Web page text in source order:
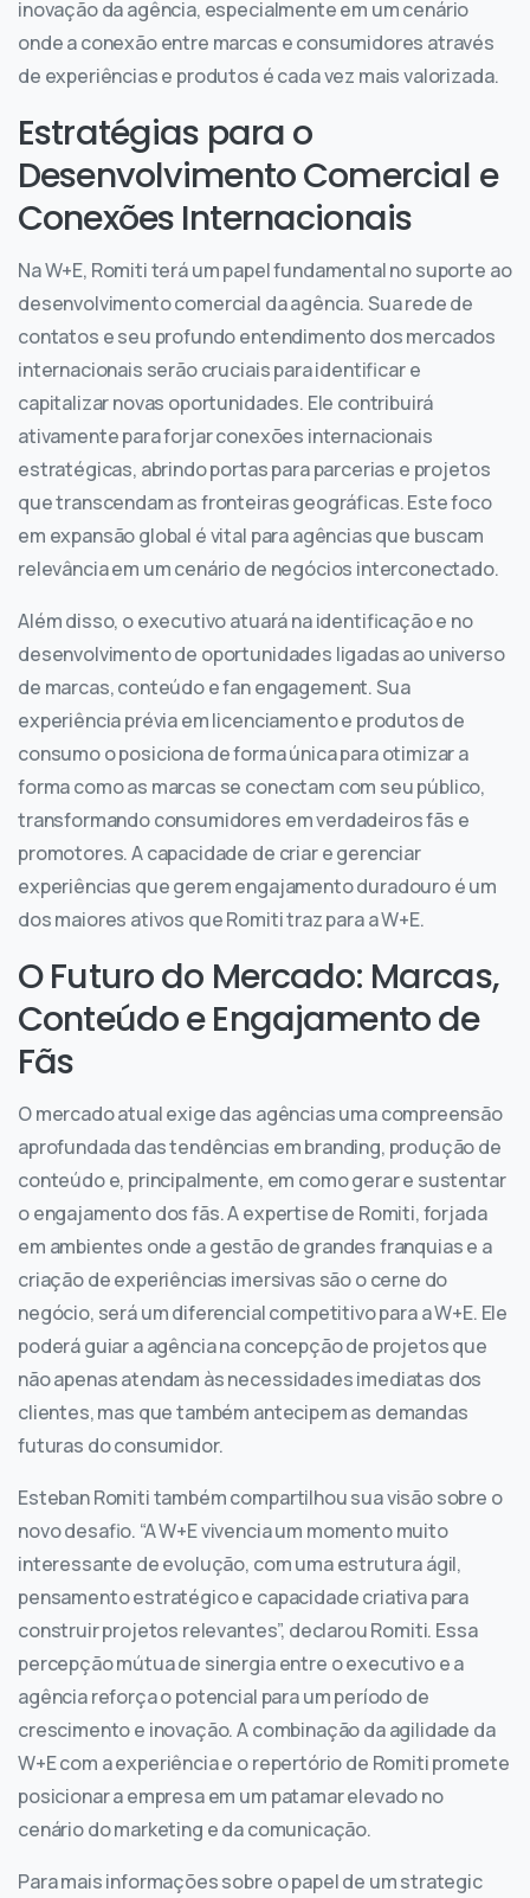
inovação da agência, especialmente em um cenário
onde a conexão entre marcas e consumidores através
de experiências e produtos é cada vez mais valorizada.
Estratégias para o
Desenvolvimento Comercial e
Conexões Internacionais
Na W+E, Romiti terá um papel fundamental no suporte ao
desenvolvimento comercial da agência. Sua rede de
contatos e seu profundo entendimento dos mercados
internacionais serão cruciais para identificar e
capitalizar novas oportunidades. Ele contribuirá
ativamente para forjar conexões internacionais
estratégicas, abrindo portas para parcerias e projetos
que transcendam as fronteiras geográficas. Este foco
em expansão global é vital para agências que buscam
relevância em um cenário de negócios interconectado.
Além disso, o executivo atuará na identificação e no
desenvolvimento de oportunidades ligadas ao universo
de marcas, conteúdo e fan engagement. Sua
experiência prévia em licenciamento e produtos de
consumo o posiciona de forma única para otimizar a
forma como as marcas se conectam com seu público,
transformando consumidores em verdadeiros fãs e
promotores. A capacidade de criar e gerenciar
experiências que gerem engajamento duradouro é um
dos maiores ativos que Romiti traz para a W+E.
O Futuro do Mercado: Marcas,
Conteúdo e Engajamento de
Fãs
O mercado atual exige das agências uma compreensão
aprofundada das tendências em branding, produção de
conteúdo e, principalmente, em como gerar e sustentar
o engajamento dos fãs. A expertise de Romiti, forjada
em ambientes onde a gestão de grandes franquias e a
criação de experiências imersivas são o cerne do
negócio, será um diferencial competitivo para a W+E. Ele
poderá guiar a agência na concepção de projetos que
não apenas atendam às necessidades imediatas dos
clientes, mas que também antecipem as demandas
futuras do consumidor.
Esteban Romiti também compartilhou sua visão sobre o
novo desafio. “A W+E vivencia um momento muito
interessante de evolução, com uma estrutura ágil,
pensamento estratégico e capacidade criativa para
construir projetos relevantes”, declarou Romiti. Essa
percepção mútua de sinergia entre o executivo e a
agência reforça o potencial para um período de
crescimento e inovação. A combinação da agilidade da
W+E com a experiência e o repertório de Romiti promete
posicionar a empresa em um patamar elevado no
cenário do marketing e da comunicação.
Para mais informações sobre o papel de um strategic